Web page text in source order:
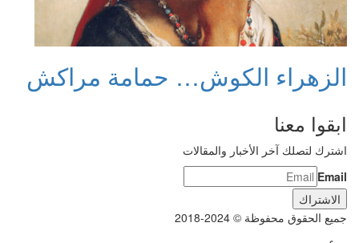
الزهراء الكوش… حمامة مراكش
ابقوا معنا
اشترك لتصلك آخر الأخبار والمقالات
Email
جميع الحقوق محفوظة © 2024-2018